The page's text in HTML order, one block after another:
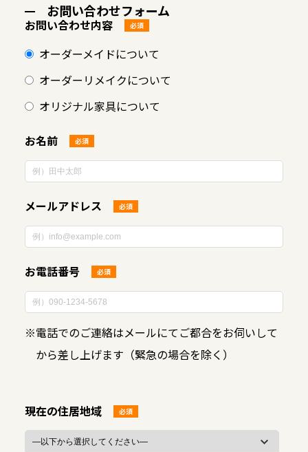
お問い合わせフォーム
お問い合わせ内容 必須
オーダーメイドについて
オーダーリメイクについて
オリジナル家具について
お名前 必須
メールアドレス 必須
お電話番号 必須
※電話でのご連絡はメールにてご都合をお伺いして
から差し上げます（緊急の場合を除く）
現在の住居地域 必須